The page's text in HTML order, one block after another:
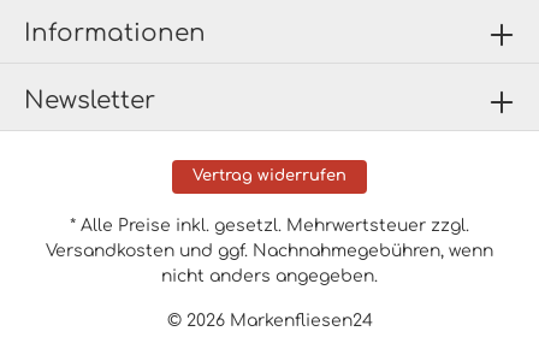
Newsletter
Informationen
Vertrag widerrufen
© 2026 Markenfliesen24
* Alle Preise inkl. gesetzl. Mehrwertsteuer zzgl.
Versandkosten und ggf. Nachnahmegebühren, wenn
nicht anders angegeben.